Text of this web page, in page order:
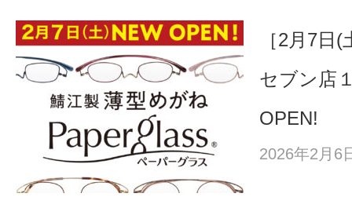
［2月7日
セブン店
OPEN!
2026年2月6